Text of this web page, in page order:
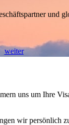
und
weiter
uns um Ihre
wir persönlich